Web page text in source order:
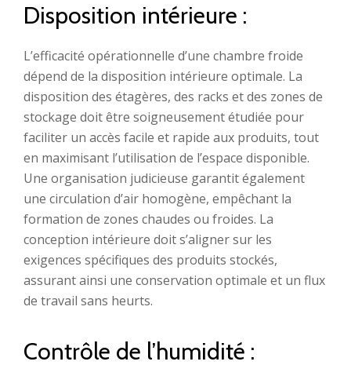
Disposition intérieure :
L’efficacité opérationnelle d’une chambre froide
dépend de la disposition intérieure optimale. La
disposition des étagères, des racks et des zones de
stockage doit être soigneusement étudiée pour
faciliter un accès facile et rapide aux produits, tout
en maximisant l’utilisation de l’espace disponible.
Une organisation judicieuse garantit également
une circulation d’air homogène, empêchant la
formation de zones chaudes ou froides. La
conception intérieure doit s’aligner sur les
exigences spécifiques des produits stockés,
assurant ainsi une conservation optimale et un flux
de travail sans heurts.
Contrôle de l’humidité :